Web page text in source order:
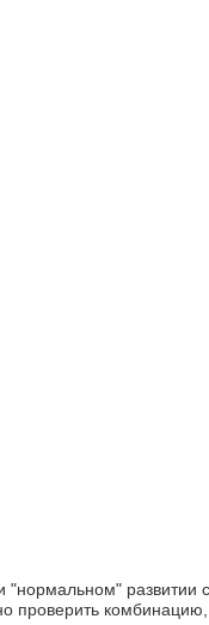
развитии
проверить